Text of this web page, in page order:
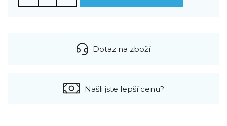
Dotaz na zboží
Našli jste lepší cenu?